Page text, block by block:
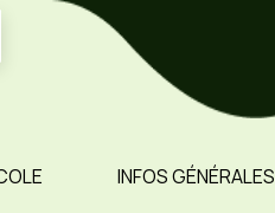
INFOS GÉNÉRALES